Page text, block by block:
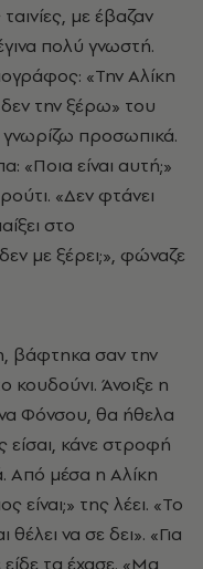
με έβαζαν
πολύ γνωστή.
«Την Αλίκη
την ξέρω» του
γνωρίζω προσωπικά.
«Ποια είναι αυτή;»
«Δεν φτάνει
στο
με ξέρει;», φώναζε
βάφτηκα σαν την
κουδούνι. Άνοιξε η
Φόνσου, θα ήθελα
κάνε στροφή
Από μέσα η Αλίκη
της λέει. «Το
να σε δει». «Για
τα έχασε. «Μα